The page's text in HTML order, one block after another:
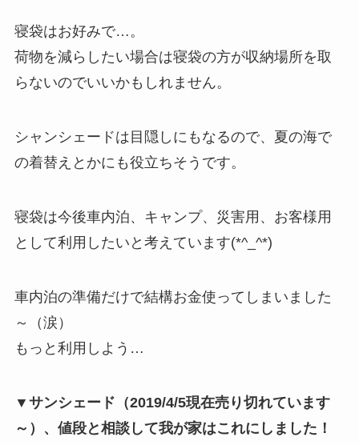
寝袋はお好みで…。
荷物を減らしたい場合は寝袋の方が収納場所を取
らないのでいいかもしれません。
シャンシェードは目隠しにもなるので、夏の海で
の着替えとかにも役立ちそうです。
寝袋は今後車内泊、キャンプ、災害用、お客様用
として利用したいと考えています(*^_^*)
車内泊の準備だけで結構お金使ってしまいました
～（涙）
もっと利用しよう…
▼サンシェード（2019/4/5現在売り切れています
～）、値段と相談して我が家はこれにしました！